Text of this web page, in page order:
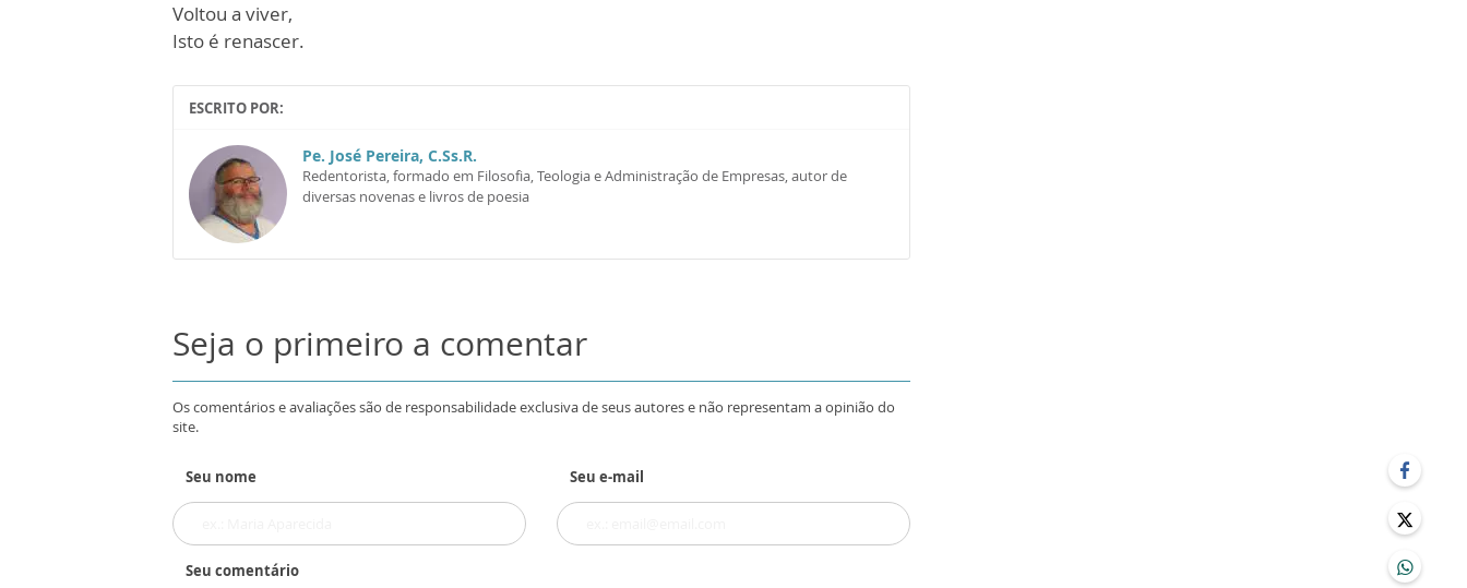
Voltou a viver,
Isto é renascer.
ESCRITO POR:
Pe. José Pereira, C.Ss.R.
Redentorista, formado em Filosofia, Teologia e Administração de Empresas, autor de
diversas novenas e livros de poesia
Seja o primeiro a comentar
Os comentários e avaliações são de responsabilidade exclusiva de seus autores e não representam a opinião do
site.
Seu nome Seu e-mail
Seu comentário